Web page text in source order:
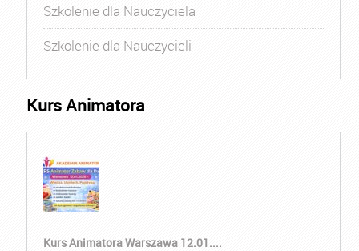
Szkolenie dla Nauczyciela
Szkolenie dla Nauczycieli
Kurs Animatora
Kurs Animatora Warszawa 12.01....